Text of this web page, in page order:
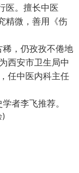
医。擅长中医
精微，善用《伤
，仍孜孜不倦地
西安市卫生局中
任中医内科主任
李飞推荐。
)